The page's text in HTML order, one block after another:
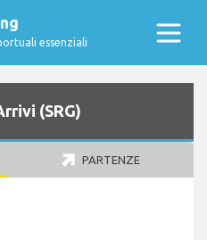
essenziali
(SRG)
PARTENZE